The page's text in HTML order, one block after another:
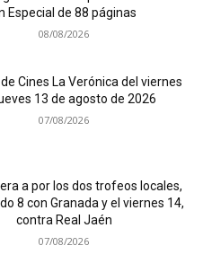
Especial de 88 páginas
08/08/2026
Cines La Verónica del viernes
13 de agosto de 2026
07/08/2026
a por los dos trofeos locales,
8 con Granada y el viernes 14,
contra Real Jaén
07/08/2026